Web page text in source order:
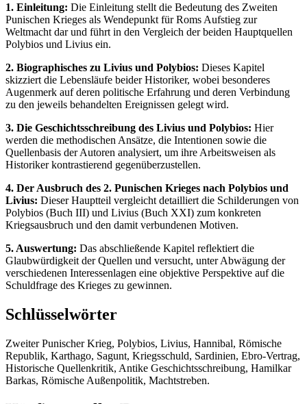
1. Einleitung: Die Einleitung stellt die Bedeutung des Zweiten
Punischen Krieges als Wendepunkt für Roms Aufstieg zur
Weltmacht dar und führt in den Vergleich der beiden Hauptquellen
Polybios und Livius ein.
2. Biographisches zu Livius und Polybios: Dieses Kapitel
skizziert die Lebensläufe beider Historiker, wobei besonderes
Augenmerk auf deren politische Erfahrung und deren Verbindung
zu den jeweils behandelten Ereignissen gelegt wird.
3. Die Geschichtsschreibung des Livius und Polybios: Hier
werden die methodischen Ansätze, die Intentionen sowie die
Quellenbasis der Autoren analysiert, um ihre Arbeitsweisen als
Historiker kontrastierend gegenüberzustellen.
4. Der Ausbruch des 2. Punischen Krieges nach Polybios und
Livius: Dieser Hauptteil vergleicht detailliert die Schilderungen von
Polybios (Buch III) und Livius (Buch XXI) zum konkreten
Kriegsausbruch und den damit verbundenen Motiven.
5. Auswertung: Das abschließende Kapitel reflektiert die
Glaubwürdigkeit der Quellen und versucht, unter Abwägung der
verschiedenen Interessenlagen eine objektive Perspektive auf die
Schuldfrage des Krieges zu gewinnen.
Schlüsselwörter
Zweiter Punischer Krieg, Polybios, Livius, Hannibal, Römische
Republik, Karthago, Sagunt, Kriegsschuld, Sardinien, Ebro-Vertrag,
Historische Quellenkritik, Antike Geschichtsschreibung, Hamilkar
Barkas, Römische Außenpolitik, Machtstreben.